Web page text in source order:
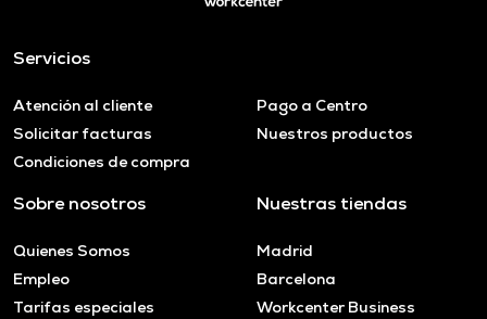
Servicios
Atención al cliente
Pago a Centro
Solicitar facturas
Nuestros productos
Condiciones de compra
Sobre nosotros
Quienes Somos
Empleo
Tarifas especiales
Nuestras tiendas
Madrid
Barcelona
Workcenter Business